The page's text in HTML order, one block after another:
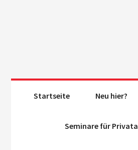
Startseite Neu hier?
Seminare für